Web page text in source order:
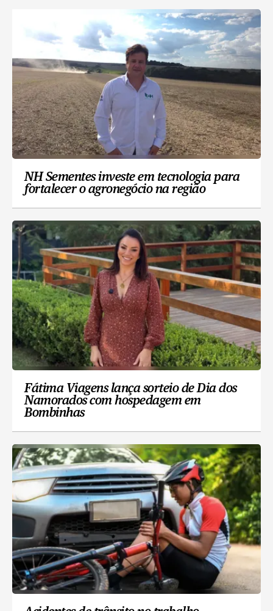
NH Sementes investe em tecnologia para
fortalecer o agronegócio na região
Fátima Viagens lança sorteio de Dia dos
Namorados com hospedagem em
Bombinhas